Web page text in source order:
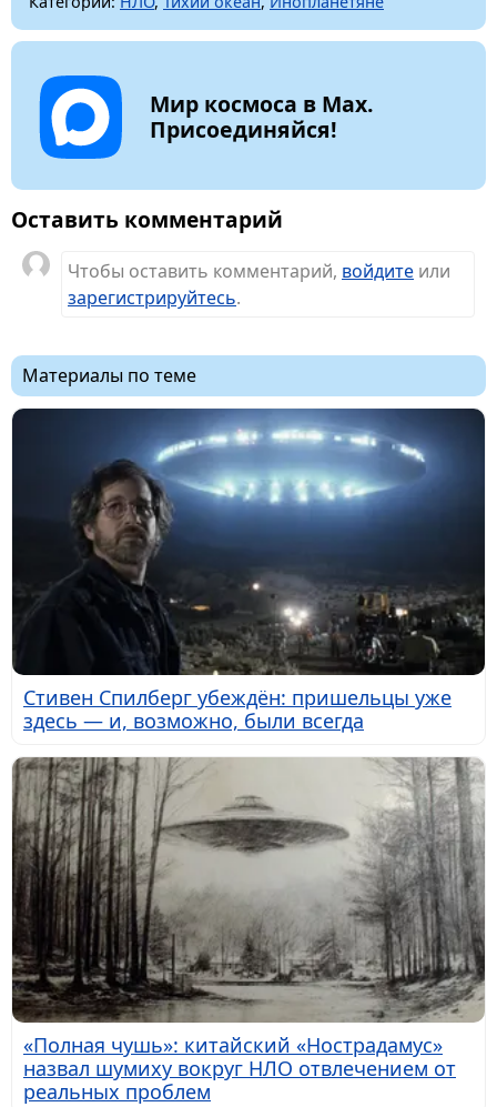
Мир космоса в Max.
Присоединяйся!
Оставить комментарий
Чтобы оставить комментарий, войдите или
зарегистрируйтесь.
Материалы по теме
Стивен Спилберг убеждён: пришельцы уже
здесь — и, возможно, были всегда
«Полная чушь»: китайский «Нострадамус»
назвал шумиху вокруг НЛО отвлечением от
реальных проблем